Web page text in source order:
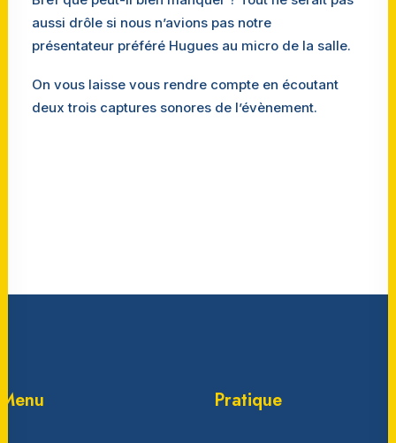
aussi drôle si nous n’avions pas notre
présentateur préféré Hugues au micro de la salle.
On vous laisse vous rendre compte en écoutant
deux trois captures sonores de l’évènement.
Menu Pratique